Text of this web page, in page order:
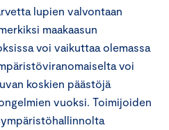
lupien valvontaan
maakaasun
voi vaikuttaa olemassa
voi
koskien päästöjä
vuoksi. Toimijoiden
ympäristöhallinnolta